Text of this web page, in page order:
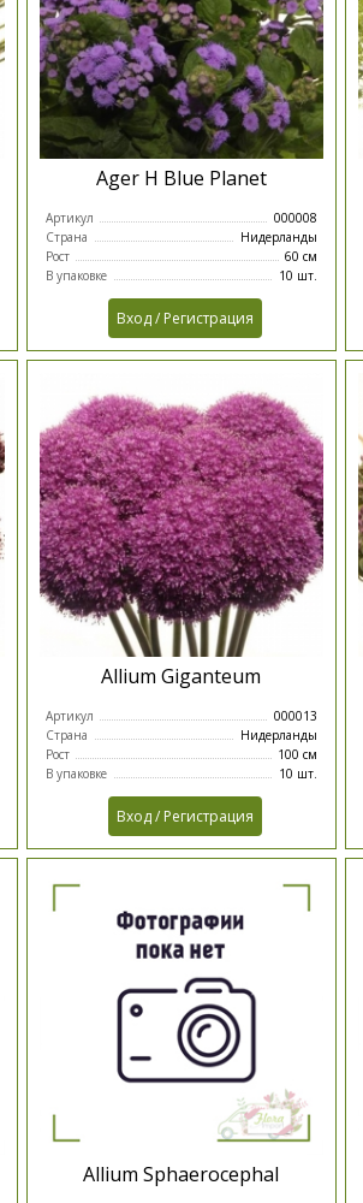
Ager H Blue Planet
Артикул
000008
Страна
Нидерланды
Рост
60 см
В упаковке
10 шт.
Вход / Регистрация
Allium Giganteum
Артикул
000013
Страна
Нидерланды
Рост
100 см
В упаковке
10 шт.
Вход / Регистрация
Allium Sphaerocephal